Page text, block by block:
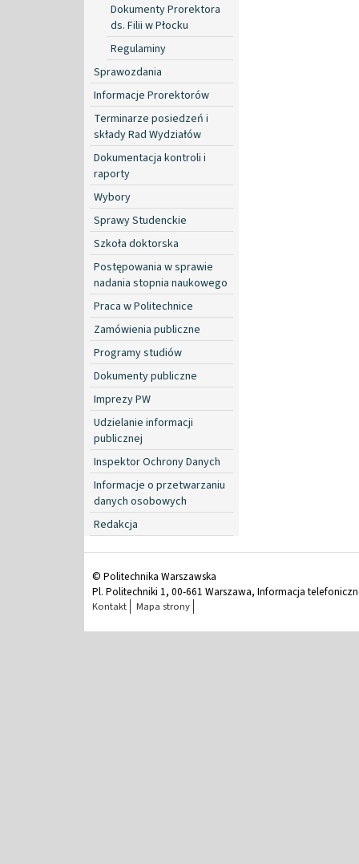
Dokumenty Prorektora
ds. Filii w Płocku
Regulaminy
Sprawozdania
Informacje Prorektorów
Terminarze posiedzeń i
składy Rad Wydziałów
Dokumentacja kontroli i
raporty
Wybory
Sprawy Studenckie
Szkoła doktorska
Postępowania w sprawie
nadania stopnia naukowego
Praca w Politechnice
Zamówienia publiczne
Programy studiów
Dokumenty publiczne
Imprezy PW
Udzielanie informacji
publicznej
Inspektor Ochrony Danych
Informacje o przetwarzaniu
danych osobowych
Redakcja
© Politechnika Warszawska
Pl. Politechniki 1, 00-661 Warszawa, Informacja
Kontakt Mapa strony